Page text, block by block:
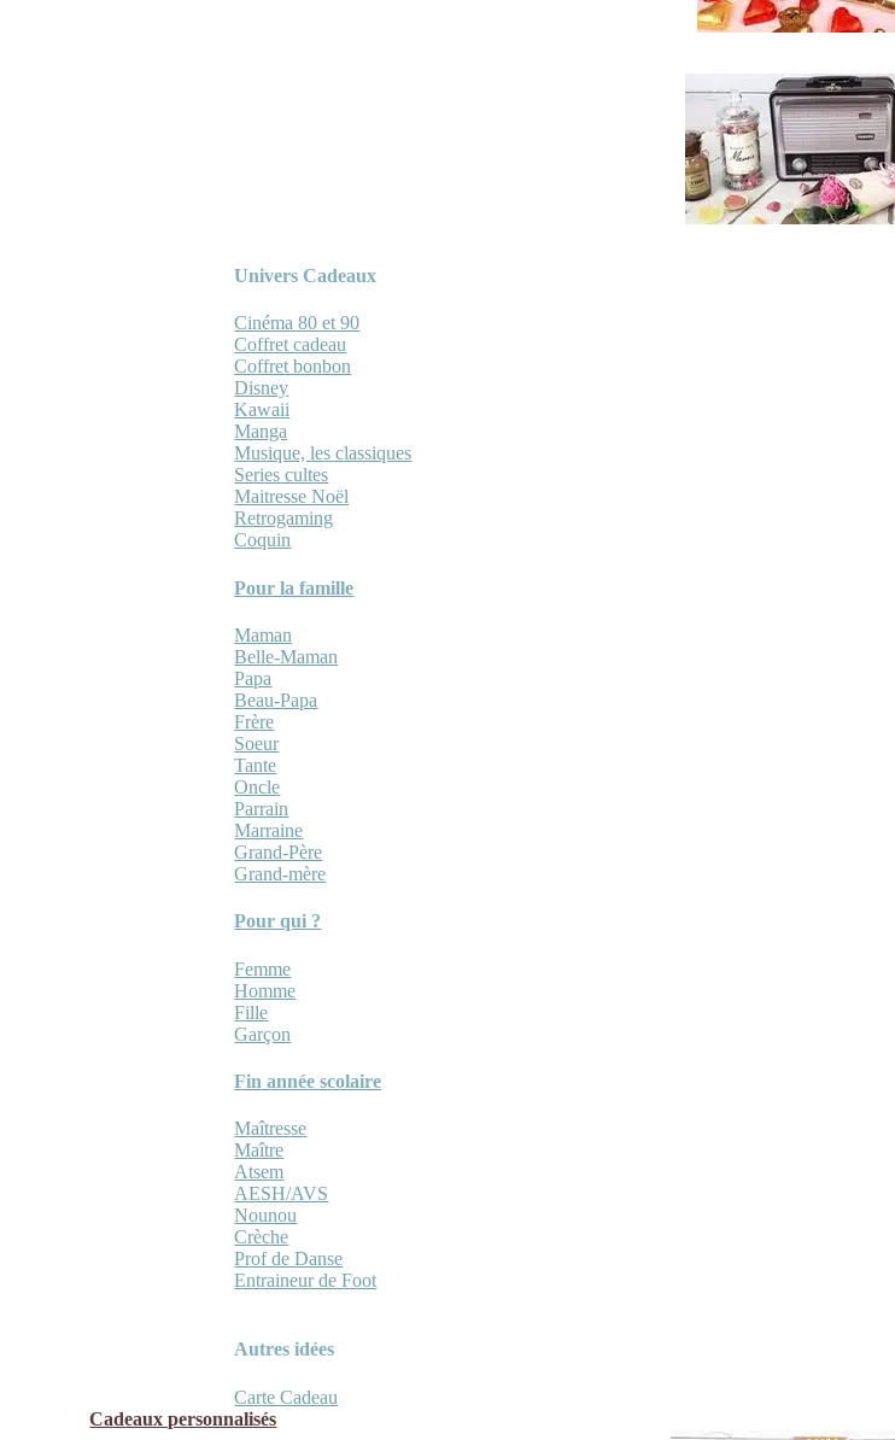
Univers Cadeaux
Cinéma 80 et 90
Coffret cadeau
Coffret bonbon
Disney
Kawaii
Manga
Musique, les classiques
Series cultes
Maitresse Noël
Retrogaming
Coquin
Pour la famille
Maman
Belle-Maman
Papa
Beau-Papa
Frère
Soeur
Tante
Oncle
Parrain
Marraine
Grand-Père
Grand-mère
Pour qui ?
Femme
Homme
Fille
Garçon
Fin année scolaire
Maîtresse
Maître
Atsem
AESH/AVS
Nounou
Crèche
Prof de Danse
Entraineur de Foot
Autres idées
Carte Cadeau
Cadeaux personnalisés